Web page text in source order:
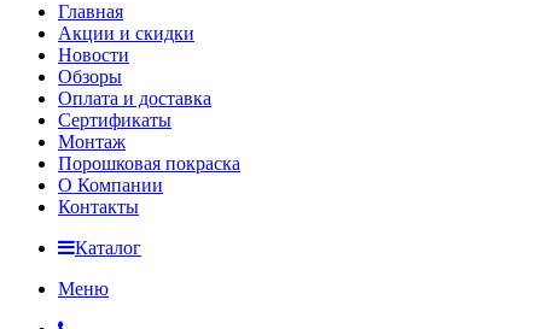
Главная
Акции и скидки
Новости
Обзоры
Оплата и доставка
Сертификаты
Монтаж
Порошковая покраска
О Компании
Контакты
Каталог
Меню